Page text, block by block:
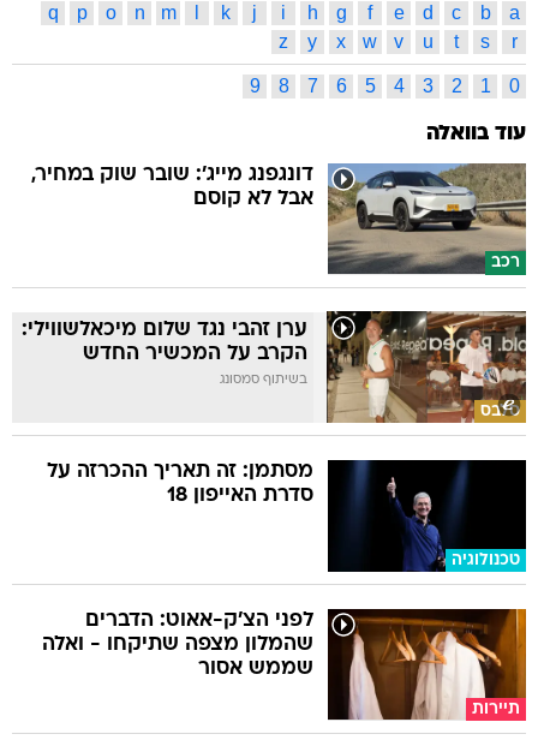
a
b
c
d
e
f
g
h
i
j
k
m
n
o
p
q
r
s
t
u
v
w
x
y
z
0
1
2
3
4
5
6
7
8
9
עוד בוואלה
רכב
דונגפנג מייג': שובר שוק במחיר,
אבל לא קוסם
סלבס
ערן זהבי נגד שלום מיכאלשווילי:
הקרב על המכשיר החדש
בשיתוף סמסונג
טכנולוגיה
מסתמן: זה תאריך ההכרזה על
סדרת האייפון 18
תיירות
לפני הצ'ק-אאוט: הדברים
שהמלון מצפה שתיקחו - ואלה
שממש אסור